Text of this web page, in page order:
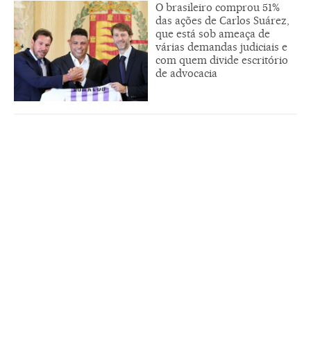
O brasileiro comprou 51%
das ações de Carlos Suárez,
que está sob ameaça de
várias demandas judiciais e
com quem divide escritório
de advocacia